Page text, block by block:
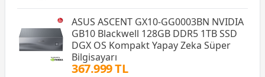
ASUS ASCENT GX10-GG0003BN NVIDIA
GB10 Blackwell 128GB DDR5 1TB SSD
DGX OS Kompakt Yapay Zeka Süper
Bilgisayarı
367.999 TL